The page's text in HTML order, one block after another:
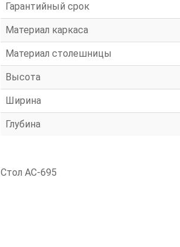
Гарантийный срок
Материал каркаса
Материал столешницы
Высота
Ширина
Глубина
Стол АС-695